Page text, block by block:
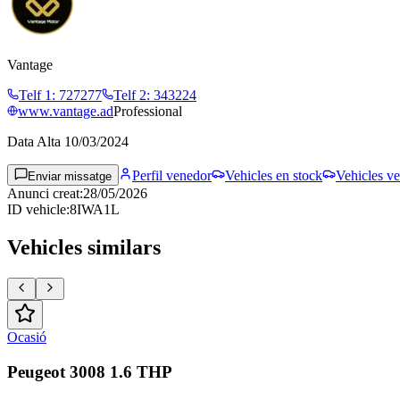
Vantage
Telf 1: 727277 Telf 2: 343224
www.vantage.adProfessional
Data Alta 10/03/2024
Enviar missatge Perfil venedor Vehicles en stock
Vehicles
Anunci creat:28/05/2026
ID vehicle:8IWA1L
Vehicles similars
Ocasió
Peugeot 3008 1.6 THP